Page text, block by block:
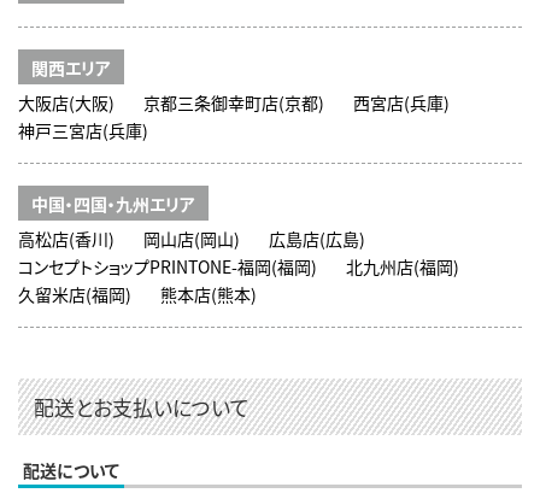
関西エリア
大阪店(大阪)
京都三条御幸町店(京都)
西宮店(兵庫)
神戸三宮店(兵庫)
中国・四国・九州エリア
高松店(香川)
岡山店(岡山)
広島店(広島)
コンセプトショップPRINTONE-福岡(福岡)
北九州店(福岡)
久留米店(福岡)
熊本店(熊本)
配送とお支払いについて
配送について